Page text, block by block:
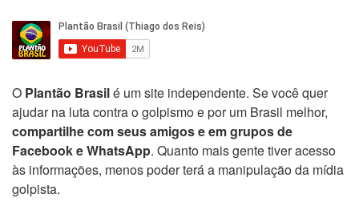
O Plantão Brasilé um site independente. Se você quer
ajudar na luta contra o golpismo e por um Brasil melhor,
compartilhe com seus amigos e em grupos de
Facebook e WhatsApp. Quanto mais gente tiver acesso
às informações, menos poder terá a manipulação da mídia
golpista.